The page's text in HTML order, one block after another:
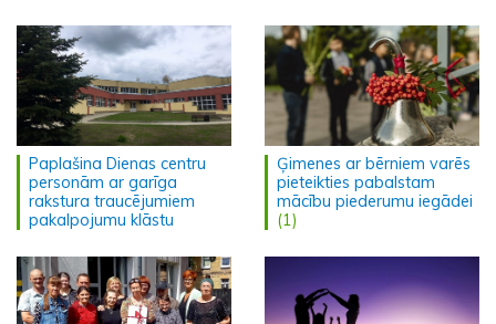
Paplašina Dienas centru
personām ar garīga
rakstura traucējumiem
pakalpojumu klāstu
Ģimenes ar bērniem varēs
pieteikties pabalstam
mācību piederumu iegādei
(1)